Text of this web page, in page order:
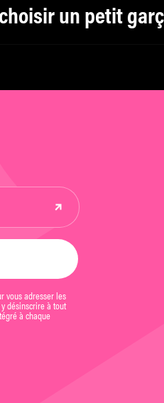
un petit
vous adresser les
désinscrire à tout
à chaque